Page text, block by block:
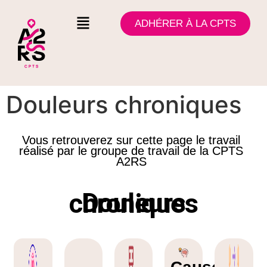
ADHÉRER À LA CPTS
Douleurs chroniques
Vous retrouverez sur cette page le travail
réalisé par le groupe de travail de la CPTS
A2RS
Douleurs chroniques